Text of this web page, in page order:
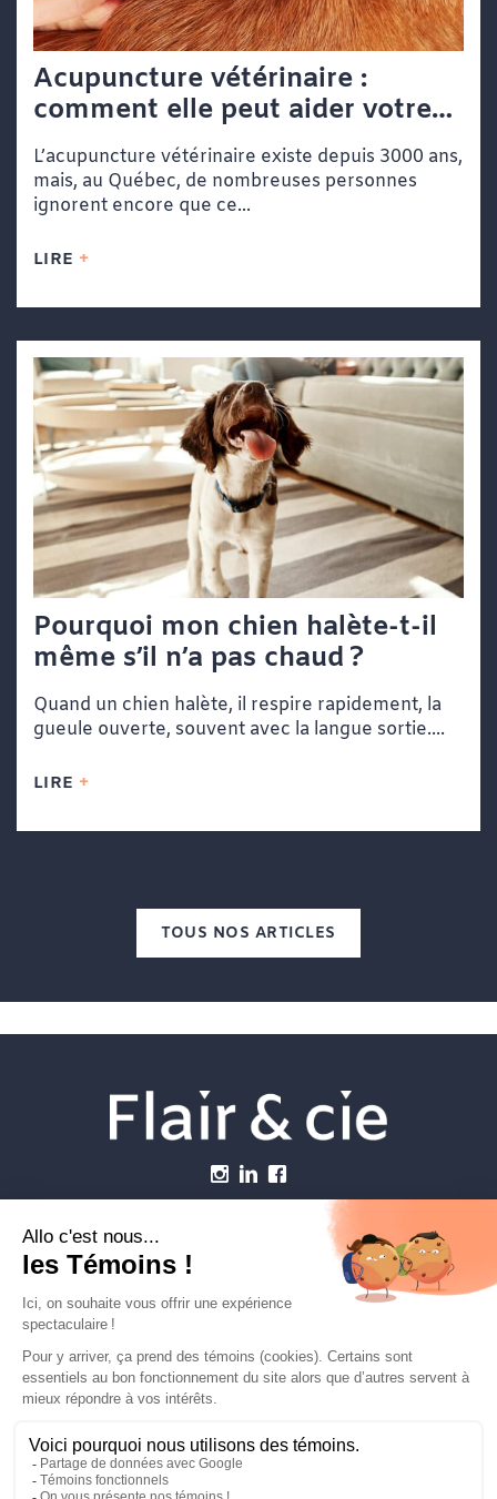
Acupuncture vétérinaire :
comment elle peut aider votre
chien ou votre chat
L’acupuncture vétérinaire existe depuis 3000 ans,
mais, au Québec, de nombreuses personnes
ignorent encore que ce...
LIRE
Pourquoi mon chien halète-t-il
même s’il n’a pas chaud ?
Quand un chien halète, il respire rapidement, la
gueule ouverte, souvent avec la langue sortie....
LIRE
TOUS NOS ARTICLES
Établissements vétérinaires
Carrière
Contactez-nous
FLAIRETCIE © 2026